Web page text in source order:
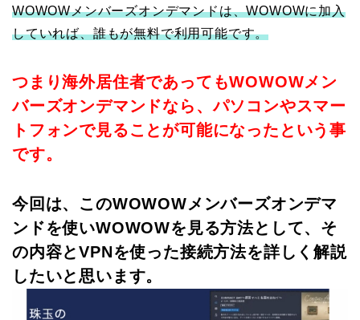
WOWOWメンバーズオンデマンドは、WOWOWに加入
していれば、誰もが無料で利用可能です。
つまり海外居住者であってもWOWOWメン
バーズオンデマンドなら、パソコンやスマー
トフォンで見ることが可能になったという事
です。
今回は、このWOWOWメンバーズオンデマ
ンドを使いWOWOWを見る方法として、そ
の内容とVPNを使った接続方法を詳しく解説
したいと思います。